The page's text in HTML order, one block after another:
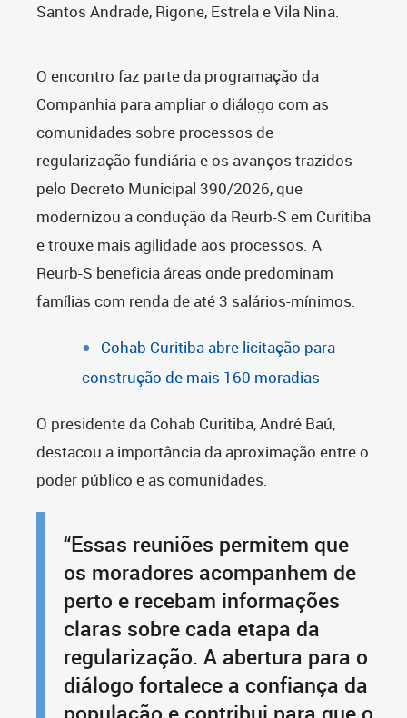
Santos Andrade, Rigone, Estrela e Vila Nina.
O encontro faz parte da programação da
Companhia para ampliar o diálogo com as
comunidades sobre processos de
regularização fundiária e os avanços trazidos
pelo Decreto Municipal 390/2026, que
modernizou a condução da Reurb-S em Curitiba
e trouxe mais agilidade aos processos. A
Reurb-S beneficia áreas onde predominam
famílias com renda de até 3 salários-mínimos.
Cohab Curitiba abre licitação para
construção de mais 160 moradias
O presidente da Cohab Curitiba, André Baú,
destacou a importância da aproximação entre o
poder público e as comunidades.
“Essas reuniões permitem que
os moradores acompanhem de
perto e recebam informações
claras sobre cada etapa da
regularização. A abertura para o
diálogo fortalece a confiança da